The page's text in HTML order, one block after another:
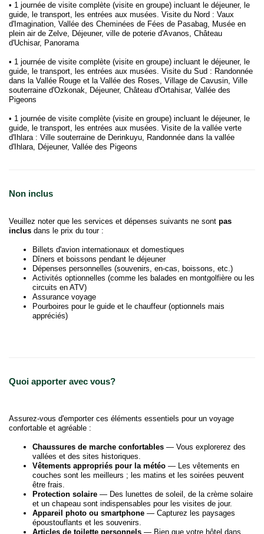
• 1 journée de visite complète (visite en groupe) incluant le déjeuner, le
guide, le transport, les entrées aux musées. Visite du Nord : Vaux
d'Imagination, Vallée des Cheminées de Fées de Pasabag, Musée en
plein air de Zelve, Déjeuner, ville de poterie d'Avanos, Château
d'Uchisar, Panorama
• 1 journée de visite complète (visite en groupe) incluant le déjeuner, le
guide, le transport, les entrées aux musées. Visite du Sud : Randonnée
dans la Vallée Rouge et la Vallée des Roses, Village de Cavusin, Ville
souterraine d'Ozkonak, Déjeuner, Château d'Ortahisar, Vallée des
Pigeons
• 1 journée de visite complète (visite en groupe) incluant le déjeuner, le
guide, le transport, les entrées aux musées. Visite de la vallée verte
d'Ihlara : Ville souterraine de Derinkuyu, Randonnée dans la vallée
d'Ihlara, Déjeuner, Vallée des Pigeons
Non inclus
Veuillez noter que les services et dépenses suivants ne sont pas
inclus dans le prix du tour :
Billets d'avion internationaux et domestiques
Dîners et boissons pendant le déjeuner
Dépenses personnelles (souvenirs, en-cas, boissons, etc.)
Activités optionnelles (comme les balades en montgolfière ou les
circuits en ATV)
Assurance voyage
Pourboires pour le guide et le chauffeur (optionnels mais
appréciés)
Quoi apporter avec vous?
Assurez-vous d'emporter ces éléments essentiels pour un voyage
confortable et agréable :
Chaussures de marche confortables — Vous explorerez des
vallées et des sites historiques.
Vêtements appropriés pour la météo — Les vêtements en
couches sont les meilleurs ; les matins et les soirées peuvent
être frais.
Protection solaire — Des lunettes de soleil, de la crème solaire
et un chapeau sont indispensables pour les visites de jour.
Appareil photo ou smartphone — Capturez les paysages
époustouflants et les souvenirs.
Articles de toilette personnels — Bien que votre hôtel dans